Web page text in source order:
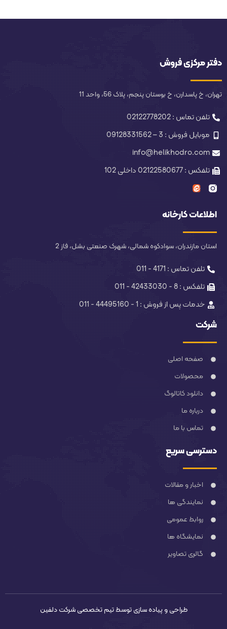
دفتر مرکزی فروش
تهران، خ پاسدارن، خ بوستان پنجم، پلاک 56، واحد 11
تلفن تماس : 02122778202
موبایل فروش : 3 – 09128331562
info@helikhodro.com
تلفکس : 02122580677 داخلی 102
اطلاعات کارخانه
استان مازندران، سوادکوه شمالی، شهرک صنعتی بشل، فاز 2
تلفن تماس : 4171 - 011
تلفکس : 8 - 42433030 - 011
خدمات پس از فروش : 1 - 44495160 - 011
شرکت
صفحه اصلی
محصولات
دانلود کاتالوگ
درباره ما
تماس با ما
دسترسی سریع
اخبار و مقالات
نمایندگی ها
روابط عمومی
نمایشگاه ها
گالری تصاویر
طراحی و پیاده سازی توسط تیم تخصصیشرکت دلفین